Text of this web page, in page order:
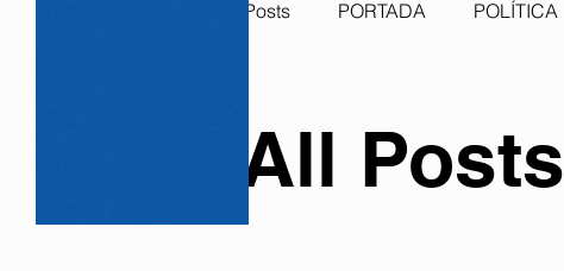
All Posts PORTADA POLÍTICA
All Posts